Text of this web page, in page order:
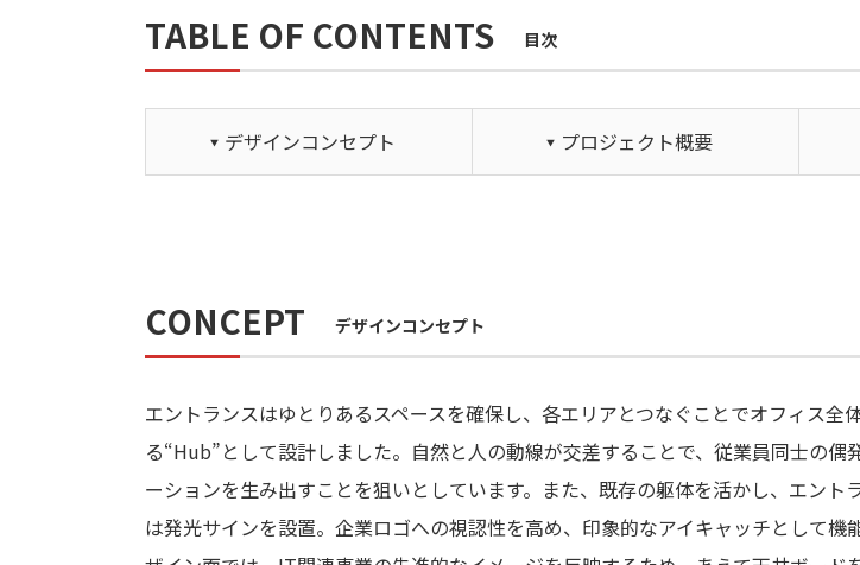
TABLE OF CONTENTS 目次
デザインコンセプト プロジェクト概要
CONCEPT デザインコンセプト
エントランスはゆとりあるスペースを確保し、各エリアとつなぐことでオフィス全
る“Hub”として設計しました。自然と人の動線が交差することで、従業員同士の偶
ーションを生み出すことを狙いとしています。また、既存の躯体を活かし、エント
は発光サインを設置。企業ロゴへの視認性を高め、印象的なアイキャッチとして機